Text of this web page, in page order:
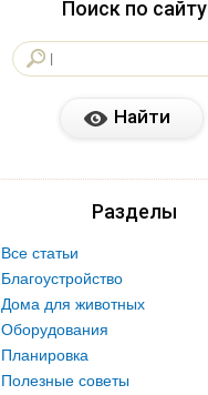
Поиск по сайту
Разделы
Все статьи
Благоустройство
Дома для животных
Оборудования
Планировка
Полезные советы